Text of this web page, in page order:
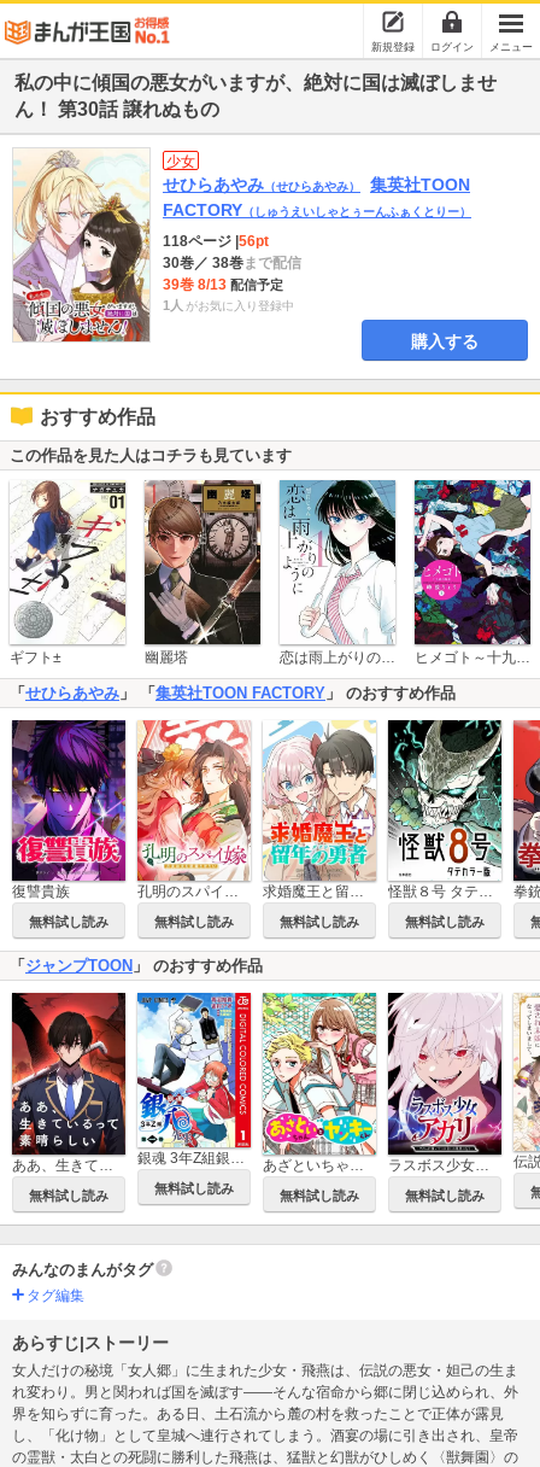
新規登録 ログイン メニュー
私の中に傾国の悪女がいますが、絶対に国は滅ぼしませ
ん！ 第30話 譲れぬもの
少女
せひらあやみ （せひらあやみ）
集英社TOON
FACTORY （しゅうえいしゃとぅーんふぁくとりー）
118ページ 56pt
30巻／ 38巻まで配信
39巻 8/13 配信予定
1人 がお気に入り登録中
購入する
おすすめ作品
この作品を見た人はコチラも見ています
ギフト± 幽麗塔 恋は雨上がりのように ヒメゴト～十九歳の制服～
「 せひらあやみ 」 「 集英社TOON FACTORY 」 のおすすめ作品
復讐貴族
無料試し読み
孔明のスパイ嫁 月英は夫を就職させたい
無料試し読み
求婚魔王と留年の勇者
無料試し読み
怪獣８号 タテカラー版
無料試し読み
拳
「 ジャンプTOON 」 のおすすめ作品
無料試し読み
銀魂 3年Z組銀八先生 カラー版
無料試し読み 無料試し読み 無料試し読み
みんなのまんがタグ
タグ編集
あらすじ|ストーリー
女人だけの秘境「女人郷」に生まれた少女・飛燕は、伝説の悪女・妲己の生ま
れ変わり。男と関われば国を滅ぼす――そんな宿命から郷に閉じ込められ、外
界を知らずに育った。ある日、土石流から麓の村を救ったことで正体が露見
し、「化け物」として皇城へ連行されてしまう。酒宴の場に引き出され、皇帝
の霊獣・太白との死闘に勝利した飛燕は、猛獣と幻獣がひしめく〈獣舞園〉の